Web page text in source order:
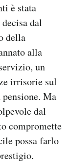
è stata
dal
della
alla
un
irrisorie sul
Ma
dal
compromette
possa farlo